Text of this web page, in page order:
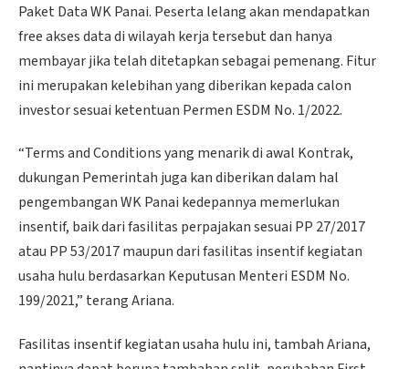
Paket Data WK Panai. Peserta lelang akan mendapatkan
free akses data di wilayah kerja tersebut dan hanya
membayar jika telah ditetapkan sebagai pemenang. Fitur
ini merupakan kelebihan yang diberikan kepada calon
investor sesuai ketentuan Permen ESDM No. 1/2022.
“Terms and Conditions yang menarik di awal Kontrak,
dukungan Pemerintah juga kan diberikan dalam hal
pengembangan WK Panai kedepannya memerlukan
insentif, baik dari fasilitas perpajakan sesuai PP 27/2017
atau PP 53/2017 maupun dari fasilitas insentif kegiatan
usaha hulu berdasarkan Keputusan Menteri ESDM No.
199/2021,” terang Ariana.
Fasilitas insentif kegiatan usaha hulu ini, tambah Ariana,